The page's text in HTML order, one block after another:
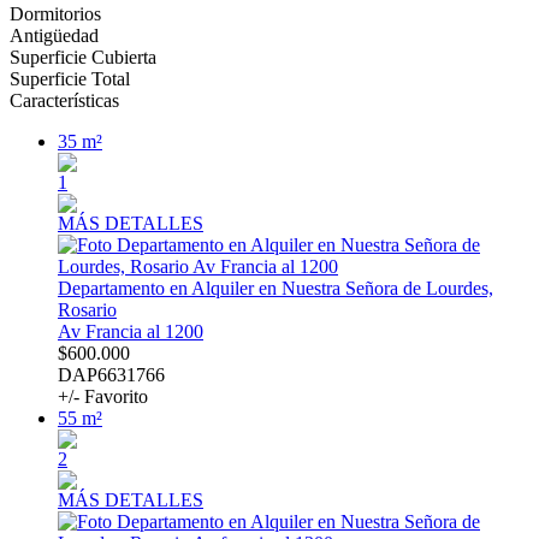
Dormitorios
Antigüedad
Superficie Cubierta
Superficie Total
Características
35 m²
1
MÁS DETALLES
Departamento en Alquiler en Nuestra Señora de Lourdes,
Rosario
Av Francia al 1200
$600.000
DAP6631766
+/- Favorito
55 m²
2
MÁS DETALLES